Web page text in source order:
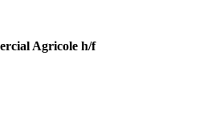
Agricole h/f